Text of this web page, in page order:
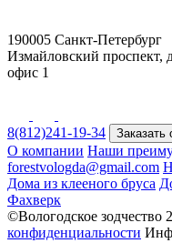
190005 Санкт-Петербург
Измайловский проспект,
офис 1
8(812)241-19-34 Заказать
О компании Наши
forestvologda@gmail.com
Дома из клееного бруса
Фахверк
©Вологодское зодчество
конфиденциальности